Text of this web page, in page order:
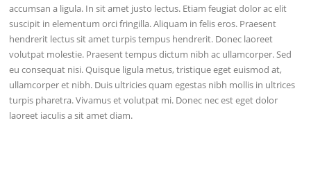
accumsan a ligula. In sit amet justo lectus. Etiam feugiat dolor ac elit
suscipit in elementum orci fringilla. Aliquam in felis eros. Praesent
hendrerit lectus sit amet turpis tempus hendrerit. Donec laoreet
volutpat molestie. Praesent tempus dictum nibh ac ullamcorper. Sed
eu consequat nisi. Quisque ligula metus, tristique eget euismod at,
ullamcorper et nibh. Duis ultricies quam egestas nibh mollis in ultrices
turpis pharetra. Vivamus et volutpat mi. Donec nec est eget dolor
laoreet iaculis a sit amet diam.